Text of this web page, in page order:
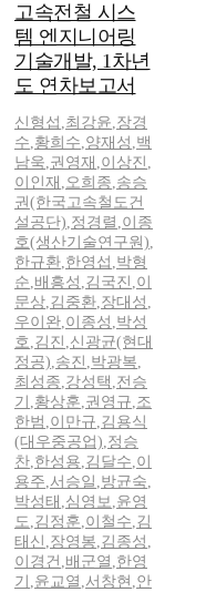
고속전철 시스
템 엔지니어링
기술개발, 1차년
도 연차보고서
신형섭 ,최강윤,장경
수,황희수,양재성 ,백
남욱,권영재 ,이상진 ,
이인재 ,오희종,송승
권(한국고속철도건
설공단),정경렬 ,이종
호(생산기술연구원),
한규환,한영섭 ,박형
순,배흥성 ,김국진 ,이
문상,김중환,장대성 ,
우이완,이종성 ,박성
호,김진 ,신광균(현대
정공),송진 ,박광복,
최성종,강성택 ,전승
기 ,황상훈,권영규,조
한범 ,이만규,김용식
(대우중공업),정승
찬,한성용,김달수,이
용주,서승일 ,방균숙,
박성태 ,심영보,윤영
도,김정훈,이철수,김
태신 ,장영봉,김종성 ,
이경건 ,배군열 ,한영
기 ,윤교열 ,서창현 ,안